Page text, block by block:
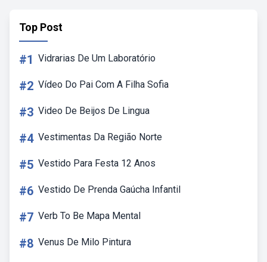
Top Post
#1 Vidrarias De Um Laboratório
#2 Vídeo Do Pai Com A Filha Sofia
#3 Video De Beijos De Lingua
#4 Vestimentas Da Região Norte
#5 Vestido Para Festa 12 Anos
#6 Vestido De Prenda Gaúcha Infantil
#7 Verb To Be Mapa Mental
#8 Venus De Milo Pintura